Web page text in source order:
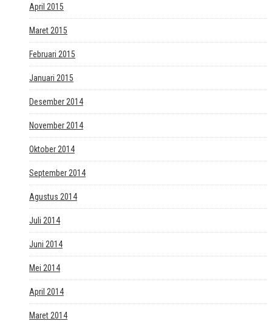
April 2015
Maret 2015
Februari 2015
Januari 2015
Desember 2014
November 2014
Oktober 2014
September 2014
Agustus 2014
Juli 2014
Juni 2014
Mei 2014
April 2014
Maret 2014